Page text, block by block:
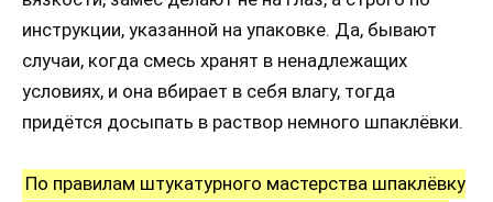
инструкции, указанной на упаковке. Да, бывают
случаи, когда смесь хранят в ненадлежащих
условиях, и она вбирает в себя влагу, тогда
придётся досыпать в раствор немного шпаклёвки.
По правилам штукатурного мастерства шпаклёвку